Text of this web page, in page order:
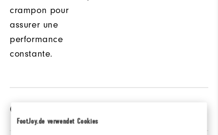
FootJoy.de verwendet Cookies
crampon pour
assurer une
performance
constante.
Caractéristiques